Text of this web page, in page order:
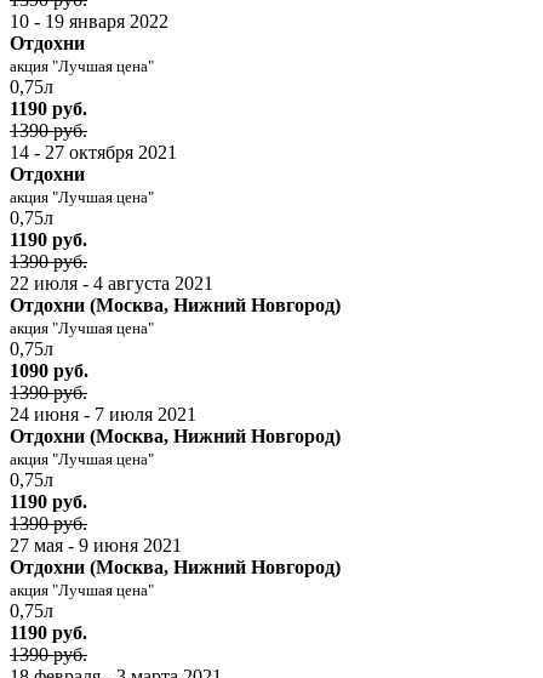
10 - 19 января 2022
Отдохни
акция "Лучшая цена"
0,75л
1190 руб.
1390 руб.
14 - 27 октября 2021
Отдохни
акция "Лучшая цена"
0,75л
1190 руб.
1390 руб.
22 июля - 4 августа 2021
Отдохни (Москва, Нижний Новгород)
акция "Лучшая цена"
0,75л
1090 руб.
1390 руб.
24 июня - 7 июля 2021
Отдохни (Москва, Нижний Новгород)
акция "Лучшая цена"
0,75л
1190 руб.
1390 руб.
27 мая - 9 июня 2021
Отдохни (Москва, Нижний Новгород)
акция "Лучшая цена"
0,75л
1190 руб.
1390 руб.